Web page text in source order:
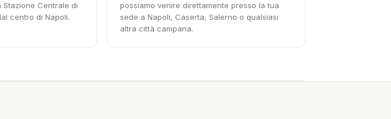
Centrale di
centro di Napoli.
possiamo venire direttamente presso la tua
sede a Napoli, Caserta, Salerno o qualsiasi
altra città campana.